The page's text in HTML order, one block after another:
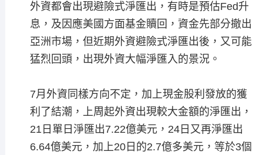
外資都會出現避險式淨匯出，有時是預估Fed升
息，及因應美國方面基金贖回，資金先部分撤出
亞洲市場，但近期外資避險式淨匯出後，又可能
猛烈回頭，出現外資大幅淨匯入的景況。
7月外資同樣方向不定，加上現金股利發放的獲
利了結潮，上周起外資出現較大金額的淨匯出，
21日單日淨匯出7.22億美元，24日又再淨匯出
6.64億美元，加上20日的2.7億多美元，等於3個